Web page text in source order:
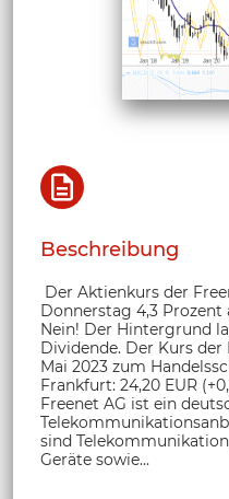
Beschreibung
Der Aktienkurs der
Donnerstag 4,3 Prozent
Nein! Der Hintergrund
Dividende. Der Kurs der
Mai 2023 zum
Frankfurt: 24,20 EUR
Freenet AG ist ein
sind
Geräte sowie...